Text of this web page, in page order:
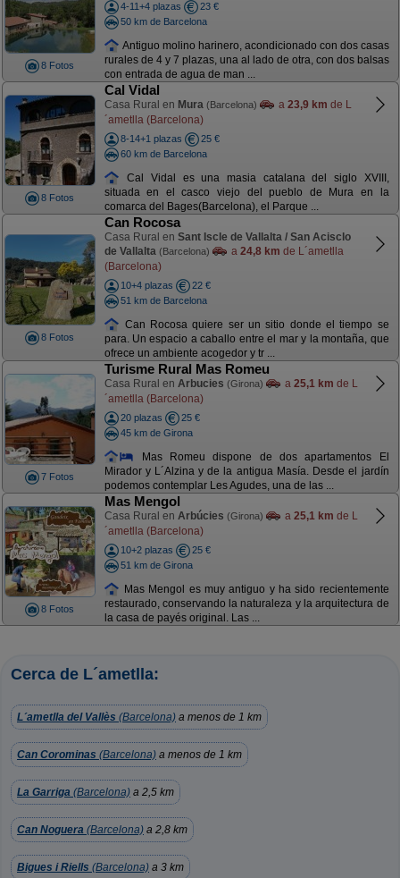
8 Fotos
4-11+4 plazas
23 €
50 km de Barcelona
Antiguo molino harinero, acondicionado con dos casas
rurales de 4 y 7 plazas, una al lado de otra, con dos balsas
con entrada de agua de man ...
8 Fotos
Cal Vidal
Casa Rural en Mura (Barcelona) a 23,9 km de L
´ametlla (Barcelona)
8-14+1 plazas
25 €
60 km de Barcelona
Cal Vidal es una masia catalana del siglo XVIII,
situada en el casco viejo del pueblo de Mura en la
comarca del Bages(Barcelona), el Parque ...
8 Fotos
Can Rocosa
Casa Rural en Sant Iscle de Vallalta / San Acisclo
de Vallalta (Barcelona) a 24,8 km de L´ametlla
(Barcelona)
10+4 plazas
22 €
51 km de Barcelona
Can Rocosa quiere ser un sitio donde el tiempo se
para. Un espacio a caballo entre el mar y la montaña, que
ofrece un ambiente acogedor y tr ...
7 Fotos
Turisme Rural Mas Romeu
Casa Rural en Arbucies (Girona) a 25,1 km de L
´ametlla (Barcelona)
20 plazas
25 €
45 km de Girona
Mas Romeu dispone de dos apartamentos El
Mirador y L´Alzina y de la antigua Masía. Desde el jardín
podemos contemplar Les Agudes, una de las ...
8 Fotos
Mas Mengol
Casa Rural en Arbúcies (Girona) a 25,1 km de L
´ametlla (Barcelona)
10+2 plazas
25 €
51 km de Girona
Mas Mengol es muy antiguo y ha sido recientemente
restaurado, conservando la naturaleza y la arquitectura de
la casa de payés original. Las ...
Cerca de L´ametlla:
L´ametlla del Vallès (Barcelona) a menos de 1 km
Can Corominas (Barcelona) a menos de 1 km
La Garriga (Barcelona) a 2,5 km
Can Noguera (Barcelona) a 2,8 km
Bigues i Riells (Barcelona) a 3 km